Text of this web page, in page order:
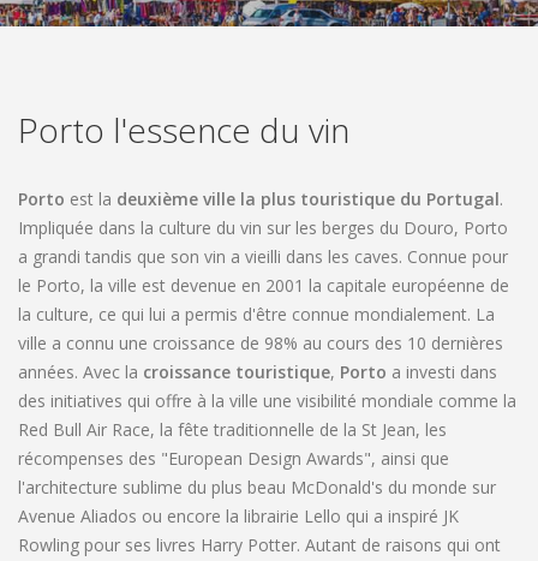
RESERVER CHEZ NOUS
Porto l'essence du vin
Porto est la deuxième ville la plus touristique du Portugal.
Impliquée dans la culture du vin sur les berges du Douro, Porto
a grandi tandis que son vin a vieilli dans les caves. Connue pour
le Porto, la ville est devenue en 2001 la capitale européenne de
la culture, ce qui lui a permis d'être connue mondialement. La
ville a connu une croissance de 98% au cours des 10 dernières
années. Avec la croissance touristique, Porto a investi dans
des initiatives qui offre à la ville une visibilité mondiale comme la
Red Bull Air Race, la fête traditionnelle de la St Jean, les
récompenses des "European Design Awards", ainsi que
l'architecture sublime du plus beau McDonald's du monde sur
Avenue Aliados ou encore la librairie Lello qui a inspiré JK
Rowling pour ses livres Harry Potter. Autant de raisons qui ont